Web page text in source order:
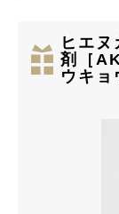
ヒエ
剤［
ウキョ